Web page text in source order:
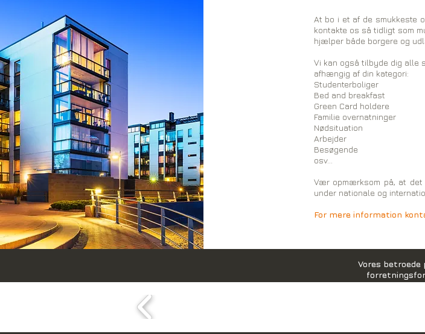
At bo i et af de smukkeste
kontakte os så tidligt som
hjælper både borgere og
Vi kan også tilbyde dig alle
afhængig af din kategori:
Studenterboliger
Bed and breakfast
Green Card holdere
Familie overnatninger
Nødsituation
Arbejder
Besøgende
osv...
Vær opmærksom på, at
under nationale og
For mere information
Vores betroede